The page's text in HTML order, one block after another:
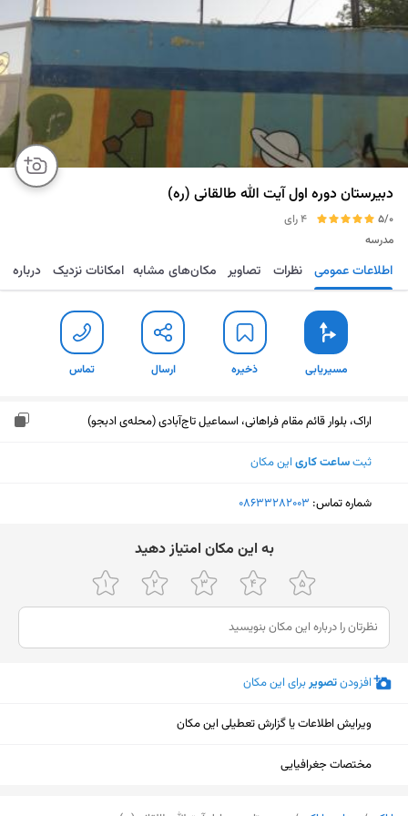
دبیرستان دوره اول آیت الله طالقانی (ره)
5/0
4 رای
مدرسه
مسیریابی ذخیره ارسال تماس اطلاعات عمومی نظرات تصاویر مکان‌های مشابه امکانات نزدیک درباره
مسیریابی ذخیره ارسال تماس
اراک، بلوار قائم مقام فراهانی، اسماعیل تاج‌آبادی (محله‌ی ادبجو)
ثبتساعت کاری این مکان
شماره تماس: ‎08633282003
ﺑﻪ اﯾﻦ ﻣﮑﺎن اﻣﺘﯿﺎز دﻫﯿﺪ
افزودنتصویربرای این مکان
ویرایش اطلاعات یا گزارش تعطیلی این مکان
مختصات جغرافیایی